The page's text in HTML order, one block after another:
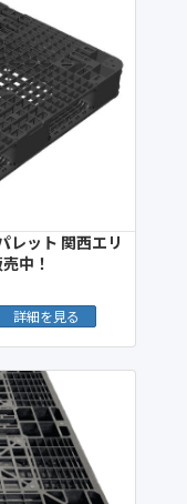
ット 関西エリ
中！
詳細を見る